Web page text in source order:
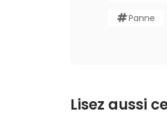
Panne
Lisez aussi